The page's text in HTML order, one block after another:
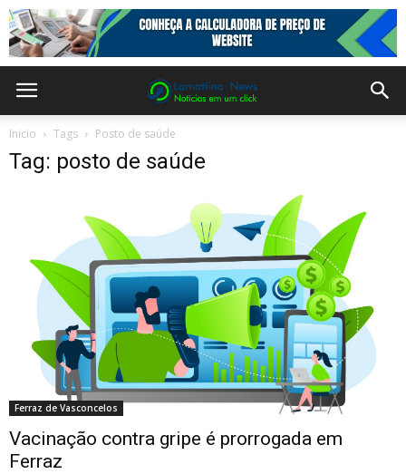
Inicio Tags Posto de saúde
Tag: posto de saúde
Ferraz de Vasconcelos
Vacinação contra gripe é prorrogada em
Ferraz